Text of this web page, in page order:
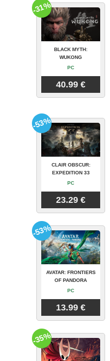
BLACK MYTH:
WUKONG
PC
40.99 €
-31%
CLAIR OBSCUR:
EXPEDITION 33
PC
23.29 €
-53%
AVATAR: FRONTIERS
OF PANDORA
PC
13.99 €
-53%
-35%